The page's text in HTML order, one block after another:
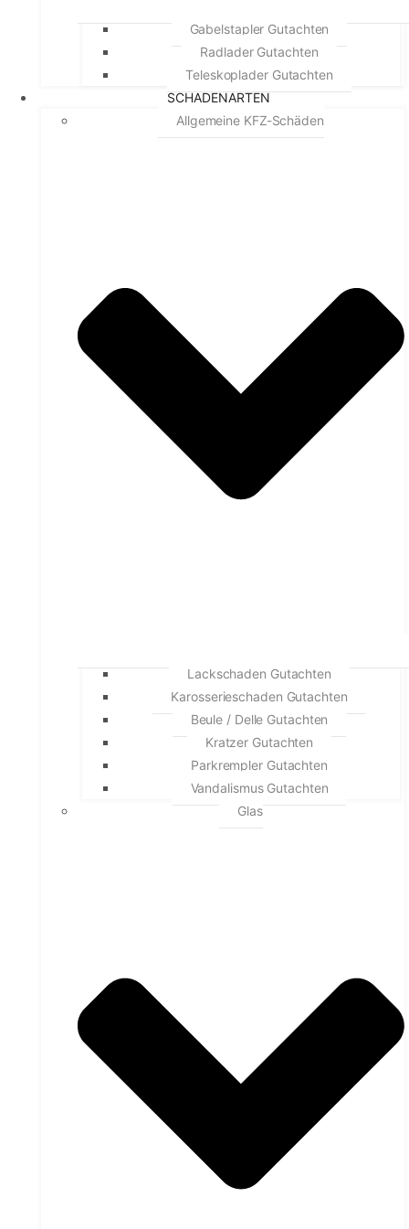
Gabelstapler Gutachten
Radlader Gutachten
Teleskoplader Gutachten
SCHADENARTEN
Allgemeine KFZ-Schäden
Lackschaden Gutachten
Karosserieschaden Gutachten
Beule / Delle Gutachten
Kratzer Gutachten
Parkrempler Gutachten
Vandalismus Gutachten
Glas